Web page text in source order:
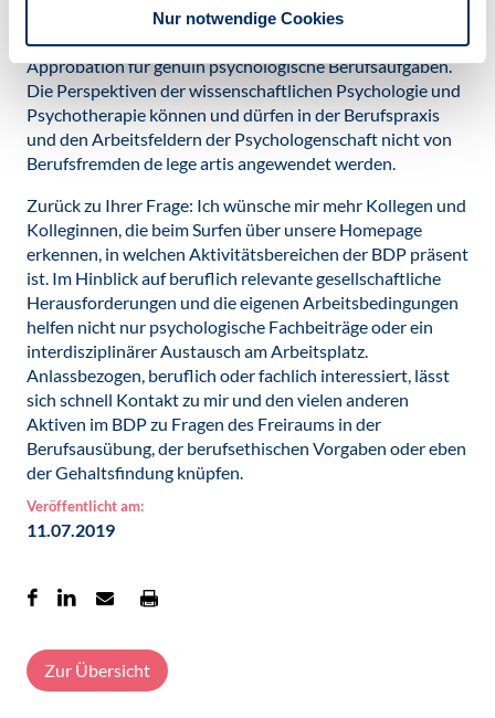
Nur notwendige Cookies
hört bei übergriffigen Versuchen auf, wie z.B. der
Forderung nach Nachweis einer psychotherapeutischen
Approbation für genuin psychologische Berufsaufgaben.
Die Perspektiven der wissenschaftlichen Psychologie und
Psychotherapie können und dürfen in der Berufspraxis
und den Arbeitsfeldern der Psychologenschaft nicht von
Berufsfremden de lege artis angewendet werden.
Zurück zu Ihrer Frage: Ich wünsche mir mehr Kollegen und
Kolleginnen, die beim Surfen über unsere Homepage
erkennen, in welchen Aktivitätsbereichen der BDP präsent
ist. Im Hinblick auf beruflich relevante gesellschaftliche
Herausforderungen und die eigenen Arbeitsbedingungen
helfen nicht nur psychologische Fachbeiträge oder ein
interdisziplinärer Austausch am Arbeitsplatz.
Anlassbezogen, beruflich oder fachlich interessiert, lässt
sich schnell Kontakt zu mir und den vielen anderen
Aktiven im BDP zu Fragen des Freiraums in der
Berufsausübung, der berufsethischen Vorgaben oder eben
der Gehaltsfindung knüpfen.
Veröffentlicht am:
11.07.2019
Zur Übersicht